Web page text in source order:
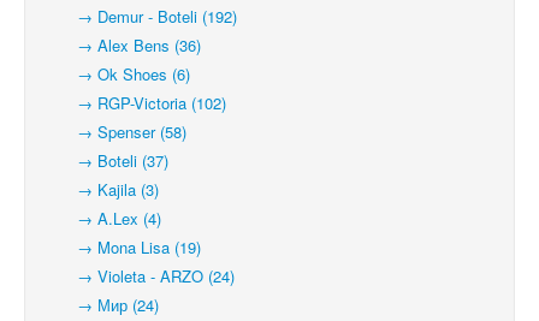
→ Demur - Boteli (192)
→ Alex Bens (36)
→ Ok Shoes (6)
→ RGP-Victoria (102)
→ Spenser (58)
→ Boteli (37)
→ Kajila (3)
→ A.Lex (4)
→ Mona Lisa (19)
→ Violeta - ARZO (24)
→ Мир (24)